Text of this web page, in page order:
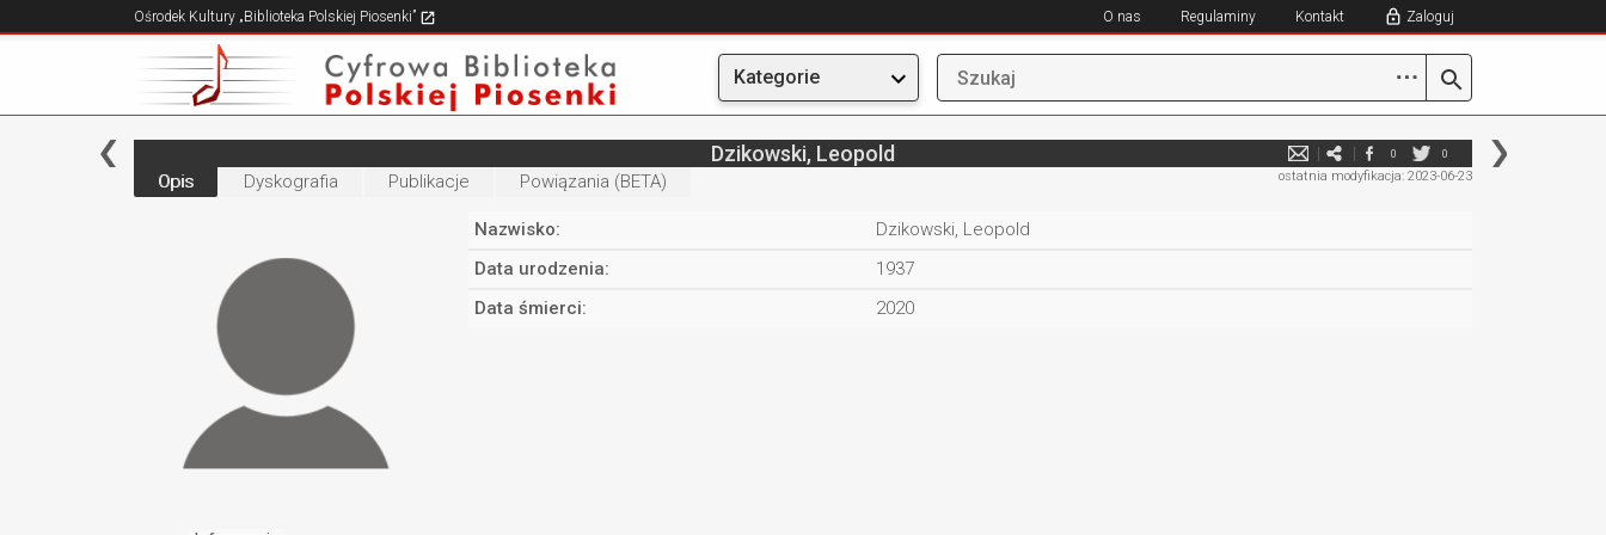
Ośrodek Kultury „Biblioteka Polskiej Piosenki” O nas Regulaminy Kontakt Zaloguj
Kategorie ⋯
Dzikowski, Leopold 0 0
ostatnia modyfikacja: 2023-06-23
Opis Dyskografia Publikacje Powiązania (BETA)
Nazwisko:
Dzikowski, Leopold
Data urodzenia:
1937
Data śmierci:
2020